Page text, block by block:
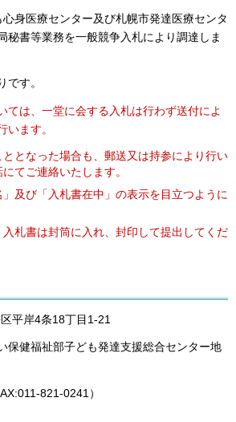
身医療センター及び札幌市発達医療センタ
秘書等業務を一般競争入札により調達しま
です。
ては、一堂に会する入札は行わず送付によ
います。
となった場合も、郵送又は持参により行い
てご連絡いたします。
及び「入札書在中」の表示を目立つように
札書は封筒に入れ、封印 して提出してくだ
平岸4条18丁目1-21
保健福祉部子ども発達支援総合センター地
821-0241）